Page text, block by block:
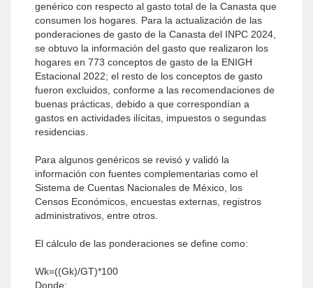
genérico con respecto al gasto total de la Canasta que
consumen los hogares. Para la actualización de las
ponderaciones de gasto de la Canasta del INPC 2024,
se obtuvo la información del gasto que realizaron los
hogares en 773 conceptos de gasto de la ENIGH
Estacional 2022; el resto de los conceptos de gasto
fueron excluidos, conforme a las recomendaciones de
buenas prácticas, debido a que correspondían a
gastos en actividades ilícitas, impuestos o segundas
residencias.
Para algunos genéricos se revisó y validó la
información con fuentes complementarias como el
Sistema de Cuentas Nacionales de México, los
Censos Económicos, encuestas externas, registros
administrativos, entre otros.
El cálculo de las ponderaciones se define como:
Wk=((Gk)/GT)*100
Donde: